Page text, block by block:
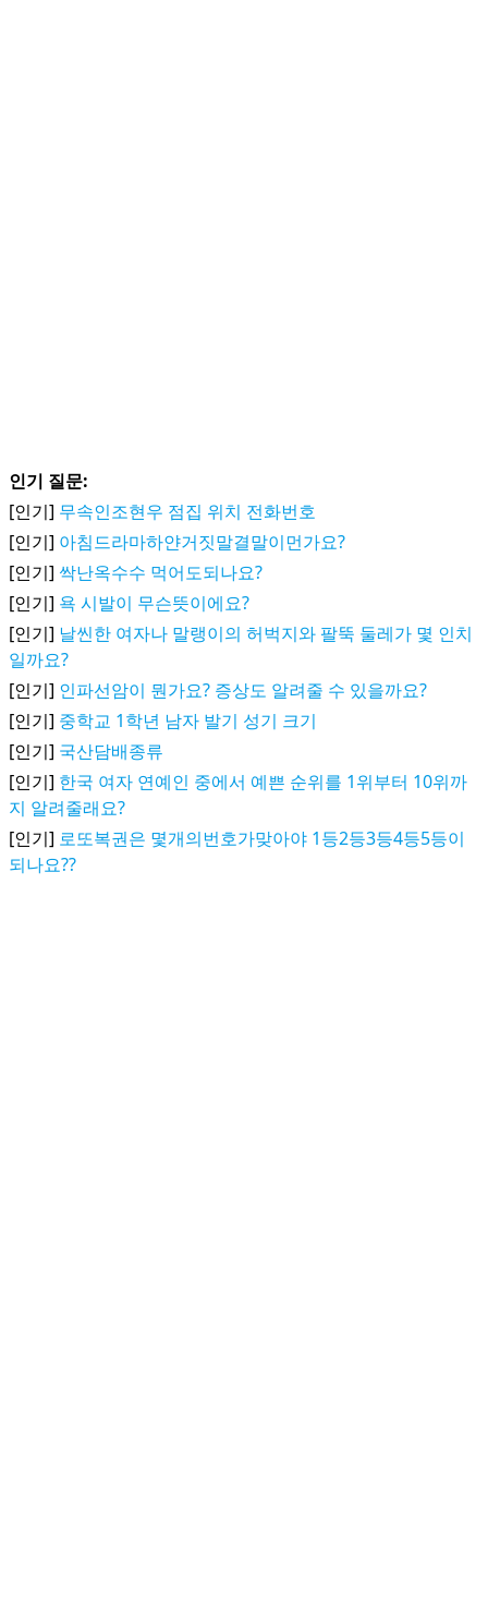
인기 질문:
[인기] 무속인조현우 점집 위치 전화번호
[인기] 아침드라마하얀거짓말결말이먼가요?
[인기] 싹난옥수수 먹어도되나요?
[인기] 욕 시발이 무슨뜻이에요?
[인기] 날씬한 여자나 말랭이의 허벅지와 팔뚝 둘레가 몇 인치
일까요?
[인기] 인파선암이 뭔가요? 증상도 알려줄 수 있을까요?
[인기] 중학교 1학년 남자 발기 성기 크기
[인기] 국산담배종류
[인기] 한국 여자 연예인 중에서 예쁜 순위를 1위부터 10위까
지 알려줄래요?
[인기] 로또복권은 몇개의번호가맞아야 1등2등3등4등5등이
되나요??